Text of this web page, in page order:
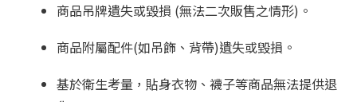
商品吊牌遺失或毀損 (無法二次販售之情形)。
商品附屬配件(如吊飾、背帶)遺失或毀損。
基於衛生考量，貼身衣物、襪子等商品無法提供退